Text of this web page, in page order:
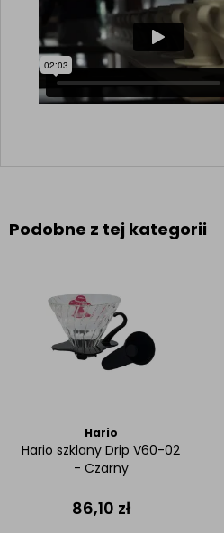
Podobne z tej kategorii
Hario
Hario szklany Drip V60-02
- Czarny
86,10 zł